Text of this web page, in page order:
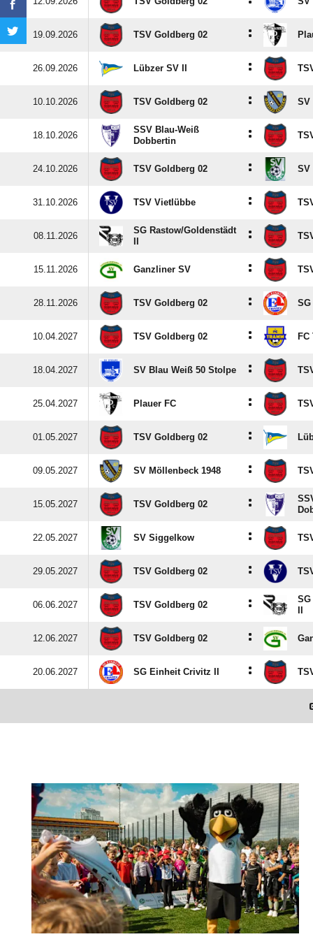
19.09.2026 TSV Goldberg 02 :
26.09.2026 Lübzer SV II :
10.10.2026 TSV Goldberg 02 : SV
18.10.2026
SSV Blau-Weiß
Dobbertin
:
24.10.2026 TSV Goldberg 02 : SV
31.10.2026 TSV Vietlübbe :
08.11.2026
SG Rastow/​Goldenstädt
:
15.11.2026 Ganzliner SV :
28.11.2026 TSV Goldberg 02 :
10.04.2027 TSV Goldberg 02 : FC
18.04.2027 SV Blau Weiß 50 Stolpe :
25.04.2027 Plauer FC :
01.05.2027 TSV Goldberg 02 :
09.05.2027 SV Möllenbeck 1948 :
15.05.2027 TSV Goldberg 02 :
22.05.2027 SV Siggelkow :
29.05.2027 TSV Goldberg 02 :
06.06.2027 TSV Goldberg 02 :
12.06.2027 TSV Goldberg 02 :
20.06.2027 SG Einheit Crivitz II :